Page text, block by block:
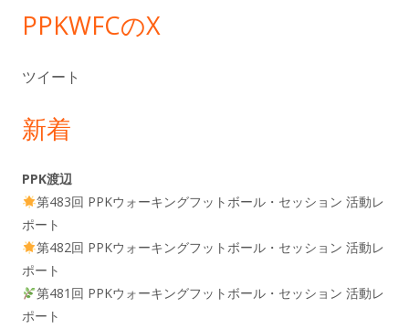
PPKWFCのX
ツイート
新着
PPK渡辺
第483回 PPKウォーキングフットボール・セッション 活動レ
ポート
第482回 PPKウォーキングフットボール・セッション 活動レ
ポート
第481回 PPKウォーキングフットボール・セッション 活動レ
ポート